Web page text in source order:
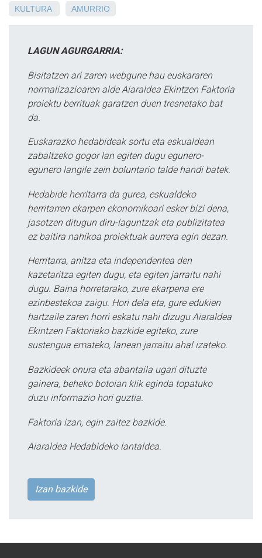
KULTURA AMURRIO
LAGUN AGURGARRIA:
Bisitatzen ari zaren webgune hau euskararen
normalizazioaren alde Aiaraldea Ekintzen Faktoria
proiektu berrituak garatzen duen tresnetako bat
da.
Euskarazko hedabideak sortu eta eskualdean
zabaltzeko gogor lan egiten dugu egunero-
egunero langile zein boluntario talde handi batek.
Hedabide herritarra da gurea, eskualdeko
herritarren ekarpen ekonomikoari esker bizi dena,
jasotzen ditugun diru-laguntzak eta publizitatea
ez baitira nahikoa proiektuak aurrera egin dezan.
Herritarra, anitza eta independentea den
kazetaritza egiten dugu, eta egiten jarraitu nahi
dugu. Baina horretarako, zure ekarpena ere
ezinbestekoa zaigu. Hori dela eta, gure edukien
hartzaile zaren horri eskatu nahi dizugu Aiaraldea
Ekintzen Faktoriako bazkide egiteko, zure
sustengua emateko, lanean jarraitu ahal izateko.
Bazkideek onura eta abantaila ugari dituzte
gainera, beheko botoian klik eginda topatuko
duzu informazio hori guztia.
Faktoria izan, egin zaitez bazkide.
Aiaraldea Hedabideko lantaldea.
Izan bazkide